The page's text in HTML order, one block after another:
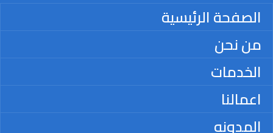
الصفحة الرئيسية
من نحن
الخدمات
اعمالنا
المدونه